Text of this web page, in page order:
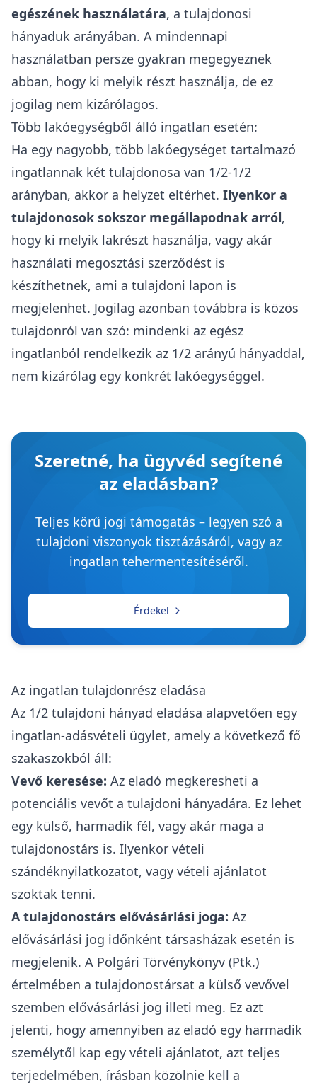
egészének használatára, a tulajdonosi
hányaduk arányában. A mindennapi
használatban persze gyakran megegyeznek
abban, hogy ki melyik részt használja, de ez
jogilag nem kizárólagos.
Több lakóegységből álló ingatlan esetén:
Ha egy nagyobb, több lakóegységet tartalmazó
ingatlannak két tulajdonosa van 1/2-1/2
arányban, akkor a helyzet eltérhet. Ilyenkor a
tulajdonosok sokszor megállapodnak arról,
hogy ki melyik lakrészt használja, vagy akár
használati megosztási szerződést is
készíthetnek, ami a tulajdoni lapon is
megjelenhet. Jogilag azonban továbbra is közös
tulajdonról van szó: mindenki az egész
ingatlanból rendelkezik az 1/2 arányú hányaddal,
nem kizárólag egy konkrét lakóegységgel.
Szeretné, ha ügyvéd segítené
az eladásban?
Teljes körű jogi támogatás – legyen szó a
tulajdoni viszonyok tisztázásáról, vagy az
ingatlan tehermentesítéséről.
Érdekel
Az ingatlan tulajdonrész eladása
Az 1/2 tulajdoni hányad eladása alapvetően egy
ingatlan-adásvételi ügylet, amely a következő fő
szakaszokból áll:
Vevő keresése: Az eladó megkeresheti a
potenciális vevőt a tulajdoni hányadára. Ez lehet
egy külső, harmadik fél, vagy akár maga a
tulajdonostárs is. Ilyenkor vételi
szándéknyilatkozatot, vagy vételi ajánlatot
szoktak tenni.
A tulajdonostárs elővásárlási joga: Az
elővásárlási jog időnként társasházak esetén is
megjelenik. A Polgári Törvénykönyv (Ptk.)
értelmében a tulajdonostársat a külső vevővel
szemben elővásárlási jog illeti meg. Ez azt
jelenti, hogy amennyiben az eladó egy harmadik
személytől kap egy vételi ajánlatot, azt teljes
terjedelmében, írásban közölnie kell a